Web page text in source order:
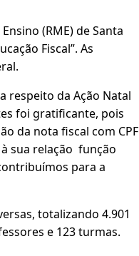
(RME) de Santa
Fiscal”. As
respeito da Ação Natal
foi gratificante, pois
da nota fiscal com CPF
sua relação função
para a
totalizando 4.901
e 123 turmas.